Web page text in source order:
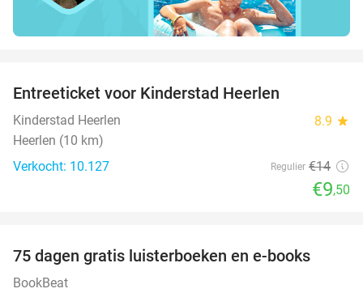
Entreeticket voor Kinderstad Heerlen
Kinderstad Heerlen 8.9 star
Heerlen (10 km)
Verkocht: 10.127
Regulier €14
€9,50
75 dagen gratis luisterboeken en e-books
BookBeat